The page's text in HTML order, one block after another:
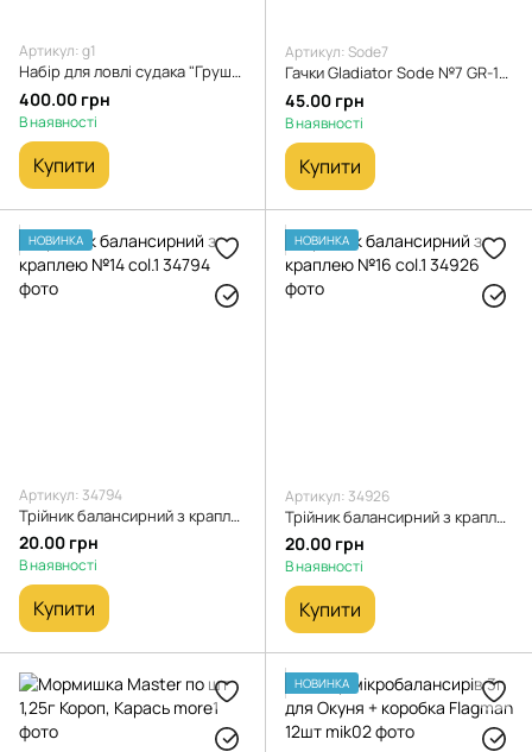
Артикул: g1
Набір для ловлі судака "Груша" 10 шт. (9 грами)
400.00 грн
В наявності
Купити
Артикул: Sode7
Гачки Gladiator Sode №7 GR-1021BL
45.00 грн
В наявності
Купити
НОВИНКА
Артикул: 34794
Трійник балансирний з краплею №14 col.1
20.00 грн
В наявності
Купити
НОВИНКА
Артикул: 34926
Трійник балансирний з краплею №16 col.1
20.00 грн
В наявності
Купити
НОВИНКА